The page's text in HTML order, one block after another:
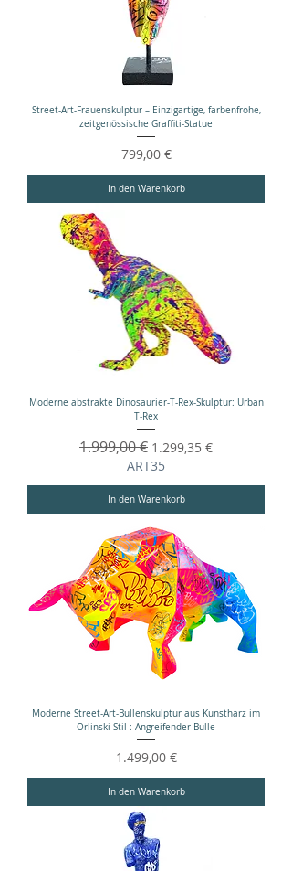
Street-Art-Frauenskulptur – Einzigartige, farbenfrohe,
zeitgenössische Graffiti-Statue
Preis
799,00 €
In den Warenkorb
Moderne abstrakte Dinosaurier-T-Rex-Skulptur: Urban
T-Rex
Standardpreis
1.999,00 € Sale-Preis
1.299,35 €
ART35
In den Warenkorb
Moderne Street-Art-Bullenskulptur aus Kunstharz im
Orlinski-Stil : Angreifender Bulle
Preis
1.499,00 €
In den Warenkorb